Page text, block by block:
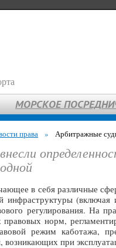
МОРСКОЕ
права » Арбитражные
в себя различные
инфраструктуры
регулирования. На
правовых норм,
режим каботажа,
при